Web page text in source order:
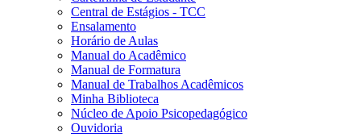
Central de Estágios - TCC
Ensalamento
Horário de Aulas
Manual do Acadêmico
Manual de Formatura
Manual de Trabalhos Acadêmicos
Minha Biblioteca
Núcleo de Apoio Psicopedagógico
Ouvidoria